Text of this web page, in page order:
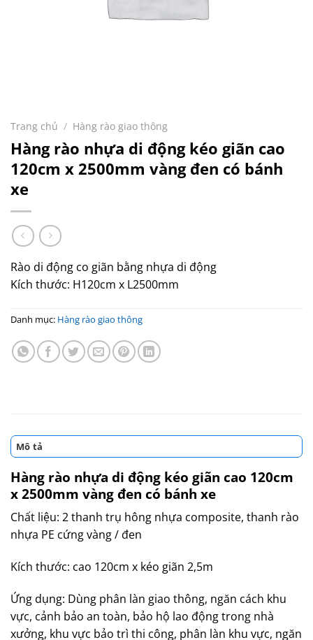
Trang chủ / Hàng rào giao thông
Hàng rào nhựa di động kéo giãn cao
120cm x 2500mm vàng đen có bánh
xe
Rào di động co giãn bằng nhựa di động
Kích thước: H120cm x L2500mm
Danh mục: Hàng rào giao thông
Mô tả
Hàng rào nhựa di động kéo giãn cao 120cm
x 2500mm vàng đen có bánh xe
Chất liệu: 2 thanh trụ hông nhựa composite, thanh rào
nhựa PE cứng vàng / đen
Kích thước: cao 120cm x kéo giãn 2,5m
Ứng dụng: Dùng phân làn giao thông, ngăn cách khu
vực, cảnh bảo an toàn, bảo hộ lao động trong nhà
xưởng, khu vực bảo trì thi công, phân làn khu vực, ngăn